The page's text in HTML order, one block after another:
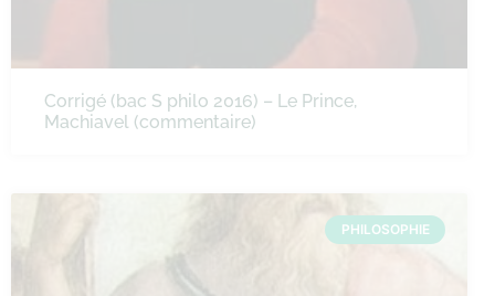
Corrigé (bac S philo 2016) – Le Prince,
Machiavel (commentaire)
PHILOSOPHIE